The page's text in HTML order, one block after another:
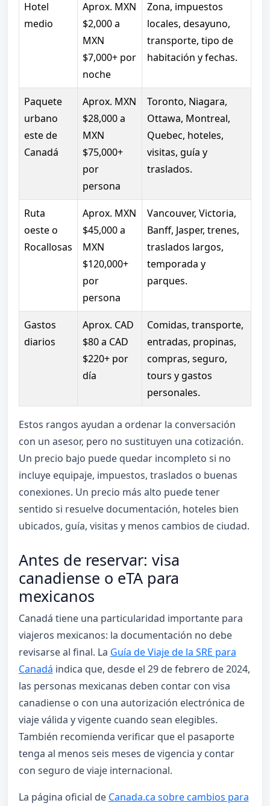
Hotel
medio
Aprox. MXN
$2,000 a
MXN
$7,000+ por
noche
Zona, impuestos
locales, desayuno,
transporte, tipo de
habitación y fechas.
Paquete
urbano
este de
Canadá
Aprox. MXN
$28,000 a
MXN
$75,000+
por
persona
Toronto, Niagara,
Ottawa, Montreal,
Quebec, hoteles,
visitas, guía y
traslados.
Ruta
oeste o
Rocallosas
Aprox. MXN
$45,000 a
MXN
$120,000+
por
persona
Vancouver, Victoria,
Banff, Jasper, trenes,
traslados largos,
temporada y
parques.
Gastos
diarios
Aprox. CAD
$80 a CAD
$220+ por
día
Comidas, transporte,
entradas, propinas,
compras, seguro,
tours y gastos
personales.
Estos rangos ayudan a ordenar la conversación
con un asesor, pero no sustituyen una cotización.
Un precio bajo puede quedar incompleto si no
incluye equipaje, impuestos, traslados o buenas
conexiones. Un precio más alto puede tener
sentido si resuelve documentación, hoteles bien
ubicados, guía, visitas y menos cambios de ciudad.
Antes de reservar: visa
canadiense o eTA para
mexicanos
Canadá tiene una particularidad importante para
viajeros mexicanos: la documentación no debe
revisarse al final. La Guía de Viaje de la SRE para
Canadá indica que, desde el 29 de febrero de 2024,
las personas mexicanas deben contar con visa
canadiense o con una autorización electrónica de
viaje válida y vigente cuando sean elegibles.
También recomienda verificar que el pasaporte
tenga al menos seis meses de vigencia y contar
con seguro de viaje internacional.
La página oficial de Canada.ca sobre cambios para